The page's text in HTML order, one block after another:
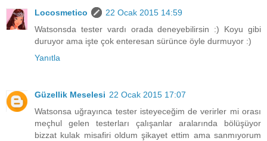
Locosmetico
22 Ocak 2015 14:59
Watsonsda tester vardı orada deneyebilirsin :) Koyu gibi
duruyor ama işte çok enteresan sürünce öyle durmuyor :)
Yanıtla
Güzellik Meselesi 22 Ocak 2015 17:07
Watsonsa uğrayınca tester isteyeceğim de verirler mi orası
meçhul gelen testerları çalışanlar aralarında bölüşüyor
bizzat kulak misafiri oldum şikayet ettim ama sanmıyorum